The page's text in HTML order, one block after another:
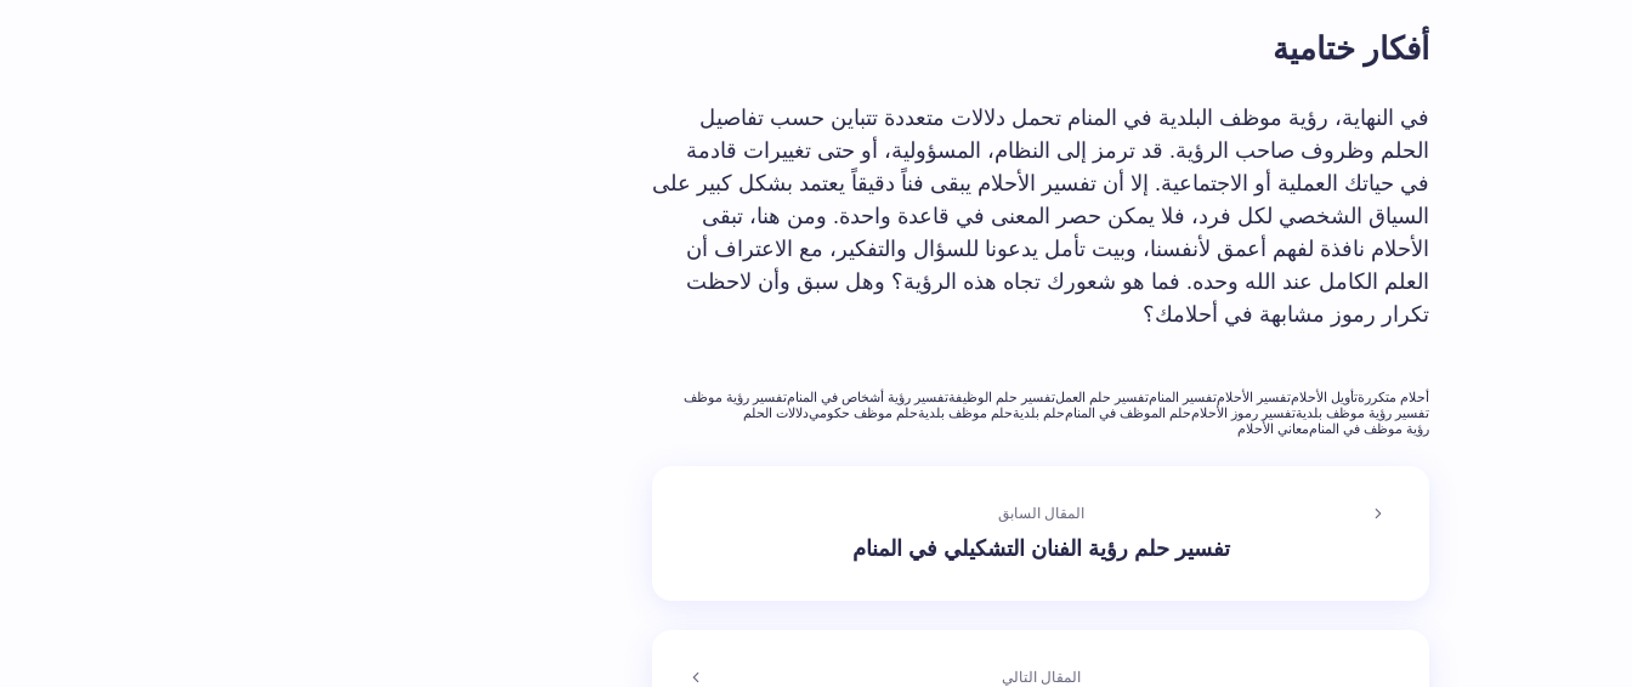
أفكار ختامية
في النهاية، رؤية موظف البلدية في المنام تحمل دلالات متعددة تتباين حسب تفاصيل
الحلم وظروف صاحب الرؤية. قد ترمز إلى النظام، المسؤولية، أو حتى تغييرات قادمة
في حياتك العملية أو الاجتماعية. إلا أن تفسير الأحلام يبقى فناً دقيقاً يعتمد بشكل كبير على
السياق الشخصي لكل فرد، فلا يمكن حصر المعنى في قاعدة واحدة. ومن هنا، تبقى
الأحلام نافذة لفهم أعمق لأنفسنا، وبيت تأمل يدعونا للسؤال والتفكير، مع الاعتراف أن
العلم الكامل عند الله وحده. فما هو شعورك تجاه هذه الرؤية؟ وهل سبق وأن لاحظت
تكرار رموز مشابهة في أحلامك؟
أحلام متكررةتأويل الأحلامتفسير الأحلامتفسير المنامتفسير حلم العملتفسير حلم الوظيفةتفسير رؤية أشخاص في المنامتفسير رؤية موظف
تفسير رؤية موظف بلديةتفسير رموز الأحلامحلم الموظف في المنامحلم بلديةحلم موظف بلديةحلم موظف حكوميدلالات الحلم
رؤية موظف في المناممعاني الأحلام
المقال السابق
تفسير حلم رؤية الفنان التشكيلي في المنام
المقال التالي